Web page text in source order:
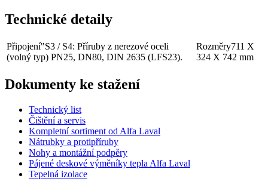
Technické detaily
Připojení"S3 / S4: Příruby z nerezové oceli
(volný typ) PN25, DN80, DIN 2635 (LFS23).
Rozměry711 X
324 X 742 mm
Dokumenty ke stažení
Technický list
Čištění a servis
Kompletní sortiment od Alfa Laval
Nátrubky a protipříruby
Nohy a montážní podpěry
Pájené deskové výměníky tepla Alfa Laval
Tepelná izolace